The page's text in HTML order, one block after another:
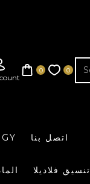
اتصل بنا
تنسيق فلاديلا